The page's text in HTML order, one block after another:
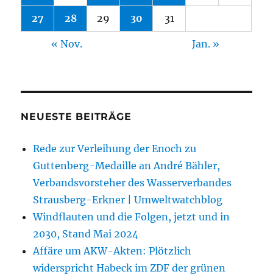
27 28 29 30 31
« Nov. Jan. »
NEUESTE BEITRÄGE
Rede zur Verleihung der Enoch zu
Guttenberg-Medaille an André Bähler,
Verbandsvorsteher des Wasserverbandes
Strausberg-Erkner | Umweltwatchblog
Windflauten und die Folgen, jetzt und in
2030, Stand Mai 2024
Affäre um AKW-Akten: Plötzlich
widerspricht Habeck im ZDF der grünen